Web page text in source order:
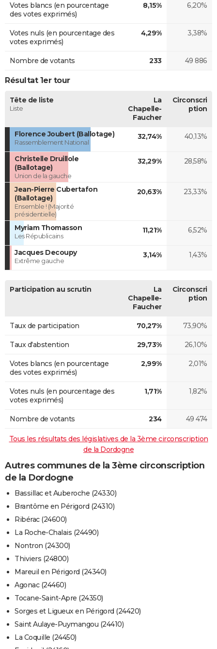
Votes blancs (en pourcentage
des votes exprimés)
8,15% 6,20%
Votes nuls (en pourcentage des
votes exprimés)
4,29% 3,38%
Nombre de votants 233 49 886
Résultat 1er tour
Tête de liste
Liste
La
Chapelle-
Faucher
Circonscri
ption
Florence Joubert (Ballotage)
Rassemblement National
32,74% 40,13%
Christelle Druillole
(Ballotage)
Union de la gauche
32,29% 28,58%
Jean-Pierre Cubertafon
(Ballotage)
Ensemble ! (Majorité
présidentielle)
20,63% 23,33%
Myriam Thomasson
Les Républicains
11,21% 6,52%
Jacques Decoupy
Extrême gauche
3,14% 1,43%
Participation au scrutin
La
Chapelle-
Faucher
Circonscri
ption
Taux de participation 70,27% 73,90%
Taux d'abstention 29,73% 26,10%
Votes blancs (en pourcentage
des votes exprimés)
2,99% 2,01%
Votes nuls (en pourcentage des
votes exprimés)
1,71% 1,82%
Nombre de votants 234 49 474
Tous les résultats des législatives de la 3ème circonscription
de la Dordogne
Autres communes de la 3ème circonscription
de la Dordogne
Bassillac et Auberoche (24330)
Brantôme en Périgord (24310)
Ribérac (24600)
La Roche-Chalais (24490)
Nontron (24300)
Thiviers (24800)
Mareuil en Périgord (24340)
Agonac (24460)
Tocane-Saint-Apre (24350)
Sorges et Ligueux en Périgord (24420)
Saint Aulaye-Puymangou (24410)
La Coquille (24450)